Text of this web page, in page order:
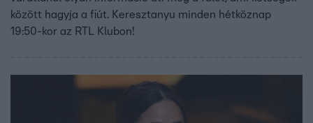
között hagyja a fiút. Keresztanyu minden hétköznap
19:50-kor az RTL Klubon!